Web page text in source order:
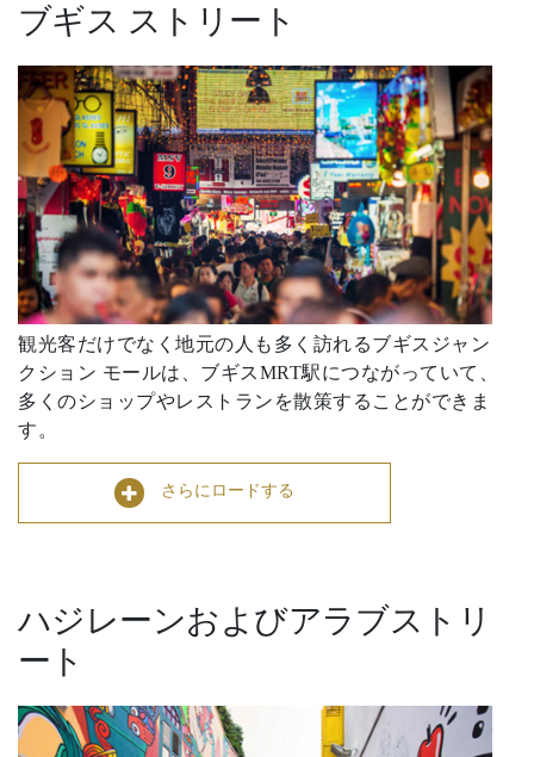
ブギス ストリート
観光客だけでなく地元の人も多く訪れるブギスジャン
クション モールは、ブギスMRT駅につながっていて、
多くのショップやレストランを散策することができま
す。
さらにロードする
ハジレーンおよびアラブストリ
ート